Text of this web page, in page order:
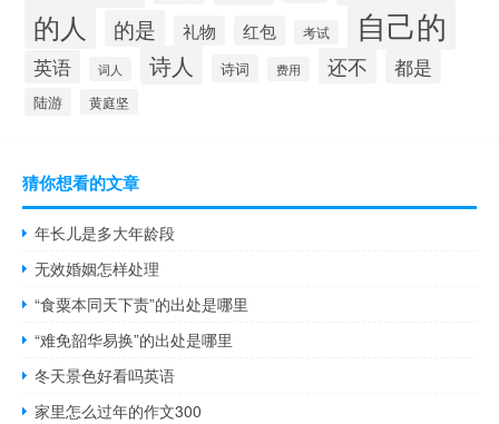
的人 的是 礼物 红包 考试 自己的
英语 词人 诗人 诗词 费用 还不 都是
陆游 黄庭坚
猜你想看的文章
年长儿是多大年龄段
无效婚姻怎样处理
“食粟本同天下责”的出处是哪里
“难免韶华易换”的出处是哪里
冬天景色好看吗英语
家里怎么过年的作文300